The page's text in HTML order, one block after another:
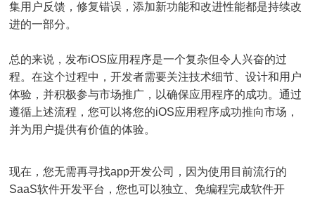
集用户反馈，修复错误，添加新功能和改进性能都是持续改
进的一部分。
总的来说，发布iOS应用程序是一个复杂但令人兴奋的过
程。在这个过程中，开发者需要关注技术细节、设计和用户
体验，并积极参与市场推广，以确保应用程序的成功。通过
遵循上述流程，您可以将您的iOS应用程序成功推向市场，
并为用户提供有价值的体验。
现在，您无需再寻找app开发公司，因为使用目前流行的
SaaS软件开发平台，您也可以独立、免编程完成软件开